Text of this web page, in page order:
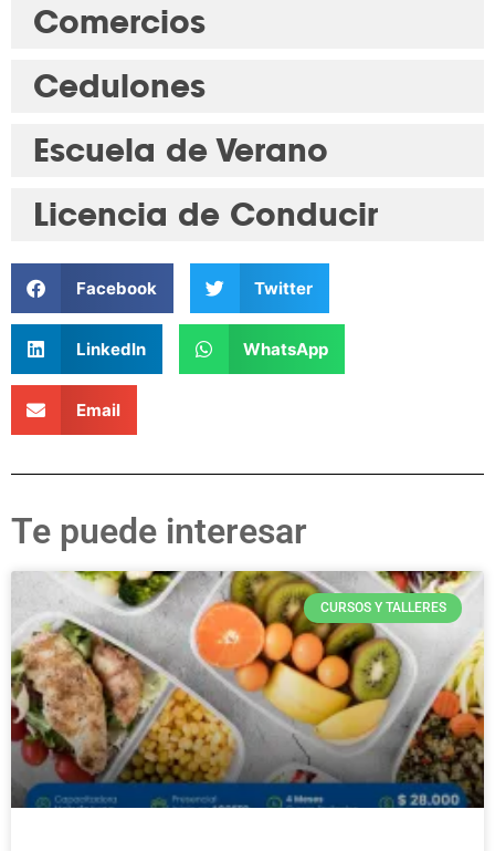
Comercios
Cedulones
Escuela de Verano
Licencia de Conducir
Facebook Twitter
LinkedIn WhatsApp
Email
Te puede interesar
CURSOS Y TALLERES